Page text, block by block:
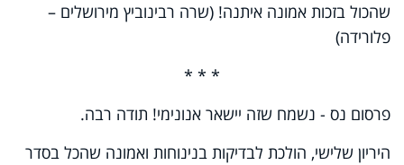
שהכול בזכות אמונה איתנה! (שרה רבינוביץ מירושלים –
פלורידה)
* * *
פרסום נס - נשמח שזה יישאר אנונימי! תודה רבה.
היריון שלישי, הולכת לבדיקות בנינוחות ואמונה שהכל בסדר